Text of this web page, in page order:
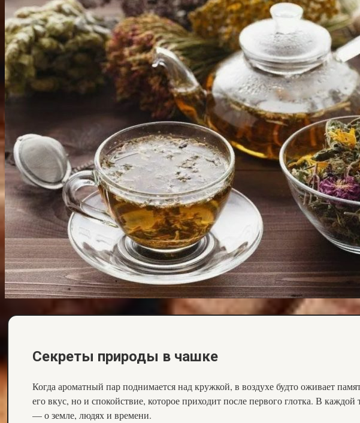
Секреты природы в чашке
Когда ароматный пар поднимается над кружкой, в воздухе будто оживает
его вкус, но и спокойствие, которое приходит после первого глотка. В
— о земле, людях и времени.